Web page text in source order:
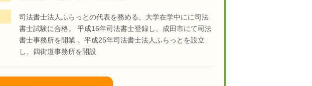
司法書士法人ふらっとの代表を務める。大学在学中にに司法
書士試験に合格。 平成16年司法書士登録し、成田市にて司法
書士事務所を開業 。平成25年司法書士法人ふらっとを設立
し、四街道事務所を開設